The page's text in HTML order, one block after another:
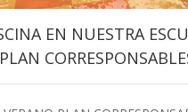
EN NUESTRA